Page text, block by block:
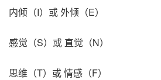
内倾（I）或 外倾（E）
感觉（S）或 直觉（N）
思维（T）或 情感（F）